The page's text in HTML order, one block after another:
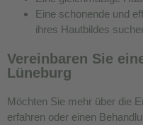
Eine schonende und
ihres Hautbildes
Vereinbaren Sie
Lüneburg
Möchten Sie mehr über die
erfahren oder einen